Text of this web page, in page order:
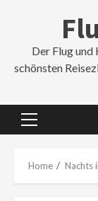
Der Flug
schönsten
Primary
Home Nachts